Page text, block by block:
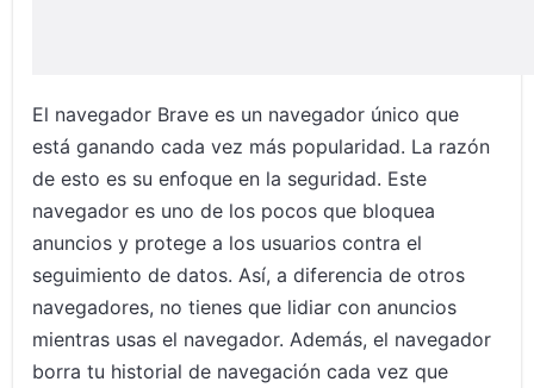
El navegador Brave es un navegador único que
está ganando cada vez más popularidad. La razón
de esto es su enfoque en la seguridad. Este
navegador es uno de los pocos que bloquea
anuncios y protege a los usuarios contra el
seguimiento de datos. Así, a diferencia de otros
navegadores, no tienes que lidiar con anuncios
mientras usas el navegador. Además, el navegador
borra tu historial de navegación cada vez que